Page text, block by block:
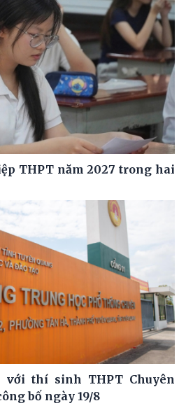
THPT năm 2027 trong hai
thí sinh THPT Chuyên
bố ngày 19/8